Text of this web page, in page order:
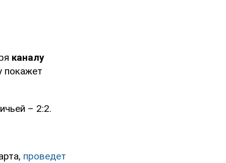
каналу
покажет
– 2:2.
проведет